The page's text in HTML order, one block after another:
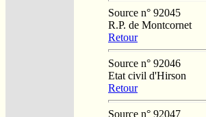
Source n° 92045
R.P. de Montcornet
Retour
Source n° 92046
Etat civil d'Hirson
Retour
Source n° 92047